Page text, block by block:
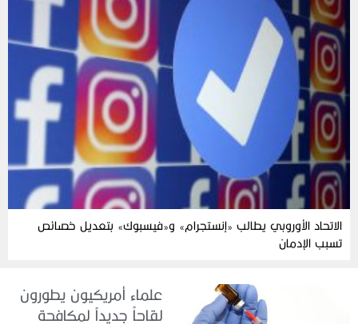
الاتحاد الأوروبي يطالب «إنستجرام» و«فيسبوك» بتعديل خصائص
تسبب الإدمان
علماء أمريكيون يطورون
لقاحاً جديداً لمكافحة